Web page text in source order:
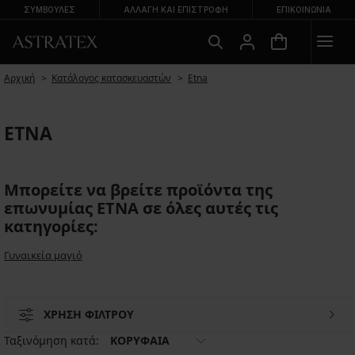
ΣΥΜΒΟΥΛΕΣ ΑΛΛΑΓΉ ΚΑΙ ΕΠΙΣΤΡΟΦΉ ΕΠΙΚΟΙΝΩΝΊΑ
Αρχική Κατάλογος κατασκευαστών Etna
ETNA
Μπορείτε να βρείτε προϊόντα της
επωνυμίας ETNA σε όλες αυτές τις
κατηγορίες:
Γυναικεία μαγιό
ΧΡΗΣΗ ΦΙΛΤΡΟΥ
Ταξινόμηση κατά:
ΚΟΡΥΦΑΙΑ